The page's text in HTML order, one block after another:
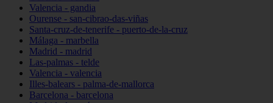
Valencia - gandia
Ourense - san-cibrao-das-viñas
Santa-cruz-de-tenerife - puerto-de-la-cruz
Málaga - marbella
Madrid - madrid
Las-palmas - telde
Valencia - valencia
Illes-balears - palma-de-mallorca
Barcelona - barcelona